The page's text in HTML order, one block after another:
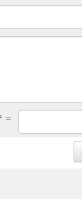
= ۴ بعلاوه ۲